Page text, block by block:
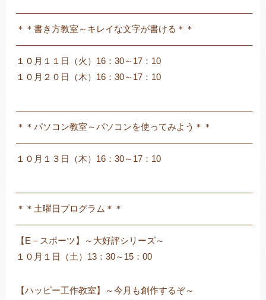
——————————————————————————–
＊＊書き方教室～キレイな文字が書ける＊＊
——————————————————————————–
１０月１１日（火）16：30～17：10
１０月２０日（木）16：30～17：10
——————————————————————————–
＊＊パソコン教室～パソコンを使ってみよう＊＊
——————————————————————————–
１０月１３日（木）16：30～17：10
——————————————————————————–
＊＊土曜日プログラム＊＊
——————————————————————————–
【E－スポーツ】～大好評シリーズ～
１０月１日（土）13：30～15：00
【ハッピー工作教室】～今月も創作するぞ～